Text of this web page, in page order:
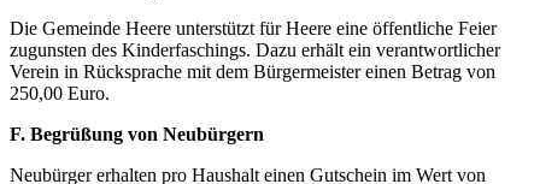
Die Gemeinde Heere unterstützt für Heere eine öffentliche Feier
zugunsten des Kinderfaschings. Dazu erhält ein verantwortlicher
Verein in Rücksprache mit dem Bürgermeister einen Betrag von
250,00 Euro.
F. Begrüßung von Neubürgern
Neubürger erhalten pro Haushalt einen Gutschein im Wert von